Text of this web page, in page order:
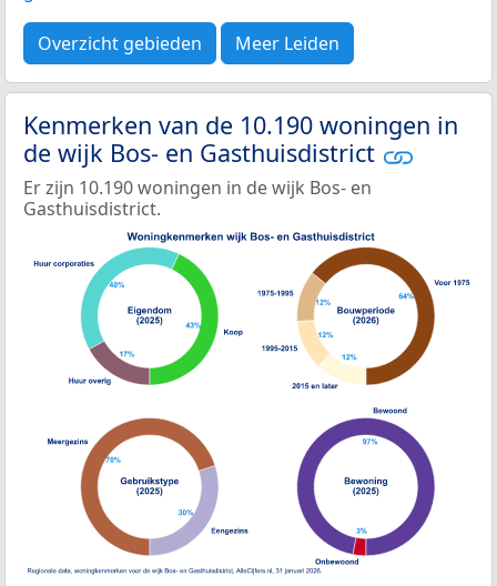
Overzicht gebieden Meer Leiden
Kenmerken van de 10.190 woningen in
de wijk Bos- en Gasthuisdistrict
Er zijn 10.190 woningen in de wijk Bos- en
Gasthuisdistrict.